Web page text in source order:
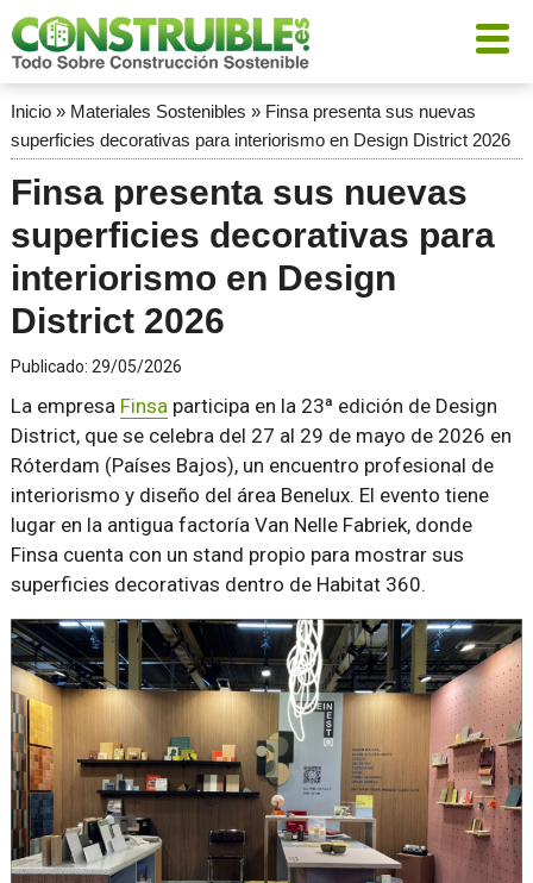
Inicio» Materiales Sostenibles » Finsa presenta sus nuevas
superficies decorativas para interiorismo en Design District 2026
Finsa presenta sus nuevas
superficies decorativas para
interiorismo en Design
District 2026
Publicado: 29/05/2026
La empresa Finsaparticipa en la 23ª edición de Design
District, que se celebra del 27 al 29 de mayo de 2026 en
Róterdam (Países Bajos), un encuentro profesional de
interiorismo y diseño del área Benelux. El evento tiene
lugar en la antigua factoría Van Nelle Fabriek, donde
Finsa cuenta con un stand propio para mostrar sus
superficies decorativas dentro de Habitat 360.